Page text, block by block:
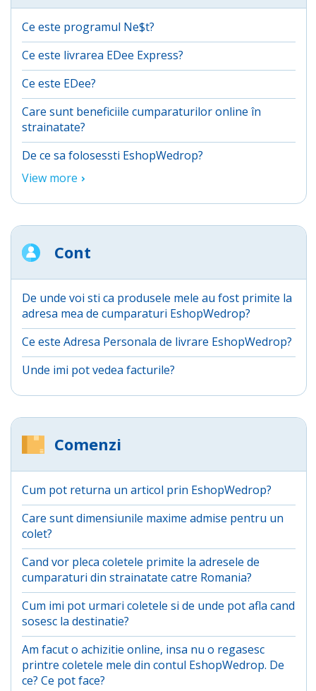
Ce este programul Ne$t?
Ce este livrarea EDee Express?
Ce este EDee?
Care sunt beneficiile cumparaturilor online în
strainatate?
De ce sa folosessti EshopWedrop?
View more
Cont
De unde voi sti ca produsele mele au fost primite la
adresa mea de cumparaturi EshopWedrop?
Ce este Adresa Personala de livrare EshopWedrop?
Unde imi pot vedea facturile?
Comenzi
Cum pot returna un articol prin EshopWedrop?
Care sunt dimensiunile maxime admise pentru un
colet?
Cand vor pleca coletele primite la adresele de
cumparaturi din strainatate catre Romania?
Cum imi pot urmari coletele si de unde pot afla cand
sosesc la destinatie?
Am facut o achizitie online, insa nu o regasesc
printre coletele mele din contul EshopWedrop. De
ce? Ce pot face?